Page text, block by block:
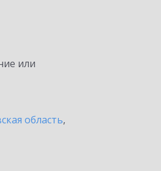
или
область,